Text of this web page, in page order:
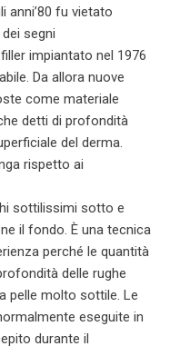
anni’80 fu vietato
segni
impiantato nel 1976
Da allora nuove
come materiale
detti di profondità
del derma.
rispetto ai
sottilissimi sotto e
il fondo. È una tecnica
perché le quantità
delle rughe
pelle molto sottile. Le
eseguite in
durante il